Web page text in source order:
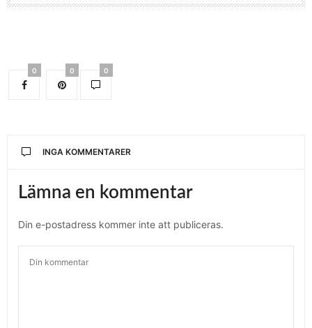
0 0 0
INGA KOMMENTARER
Lämna en kommentar
Din e-postadress kommer inte att publiceras.